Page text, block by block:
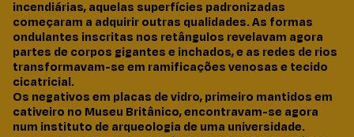
incendiárias, aquelas superfícies padronizadas
começaram a adquirir outras qualidades. As formas
ondulantes inscritas nos retângulos revelavam agora
partes de corpos gigantes e inchados, e as redes de rios
transformavam-se em ramificações venosas e tecido
cicatricial.
Os negativos em placas de vidro, primeiro mantidos em
cativeiro no Museu Britânico, encontravam-se agora
num instituto de arqueologia de uma universidade.